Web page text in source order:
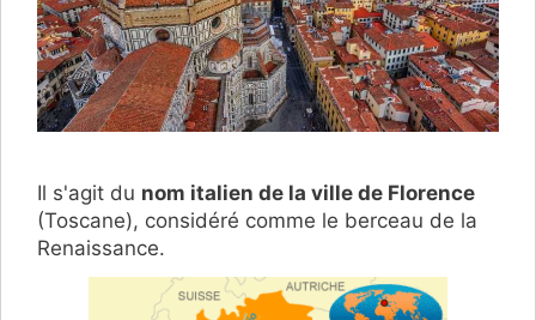
Il s'agit du nom italien de la ville de Florence
(Toscane), considéré comme le berceau de la
Renaissance.